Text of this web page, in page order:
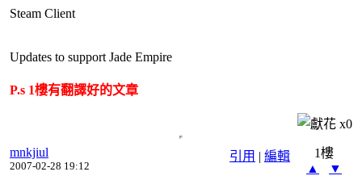
Steam Client
Updates to support Jade Empire
P.s 1樓有翻譯好的文章
x0
引用 | 編輯
mnkjiul
2007-02-28 19:12
1樓
▲
▼